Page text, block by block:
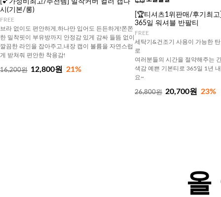
시(기본/롱)
FREE
브라 없이도 편안하게,하나만 입어도 든든하게!쫀쫀
한 밀착핏이 부유방까지 안정감 있게 감싸 들뜸 없이
깔끔한 라인을 잡아주고,내장 캡이 볼륨을 자연스럽
게 받쳐줘 편안한 착용감!
16,200원 12,800원 21%
[🏆티셔츠1위판매/후기최고
365일 워셔블 반팔티
FREE
세탁기&건조기 사용이 가능한
로
여러분들의 시간을 절약해주는
색감 예쁜 기본티로 365일 1년
요~
26,800원 20,700원 23%
올